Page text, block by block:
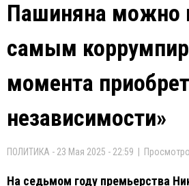
Пашиняна можно
самым
момента
независимости»
ПОЛИТИКА - 23 Мая 2025 - 22:59 |
На седьмом году премьерства